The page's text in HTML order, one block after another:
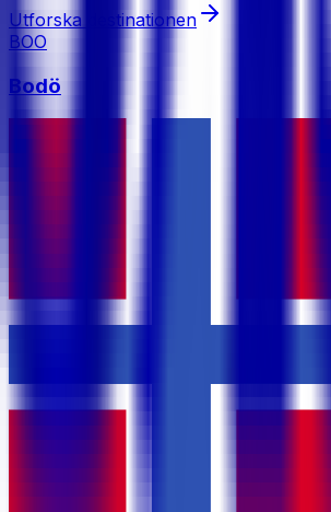
Utforska destinationen
BOO
Bodö